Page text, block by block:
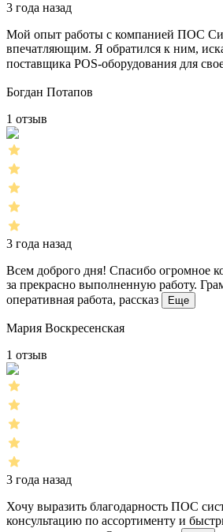
3 года назад
Мой опыт работы с компанией ПОС
впечатляющим. Я обратился к ним,
поставщика POS-оборудования для
Богдан Потапов
1 отзыв
3 года назад
Всем доброго дня! Спасибо огромное
за прекрасно выполненную работу.
оперативная работа, рассказ
Еще
Мария Воскресенская
1 отзыв
3 года назад
Хочу выразить благодарность ПОС
консультацию по ассортименту и